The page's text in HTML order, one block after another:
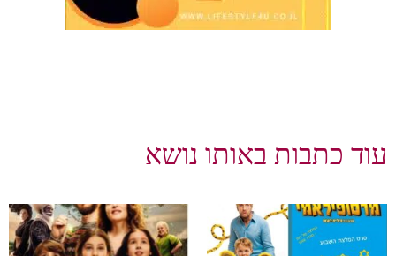
עוד כתבות באותו נושא